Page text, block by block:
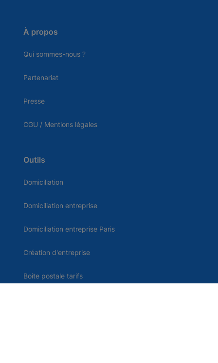
À propos
Qui sommes-nous ?
Partenariat
Presse
CGU / Mentions légales
Outils
Domiciliation
Domiciliation entreprise
Domiciliation entreprise Paris
Création d'entreprise
Boite postale tarifs